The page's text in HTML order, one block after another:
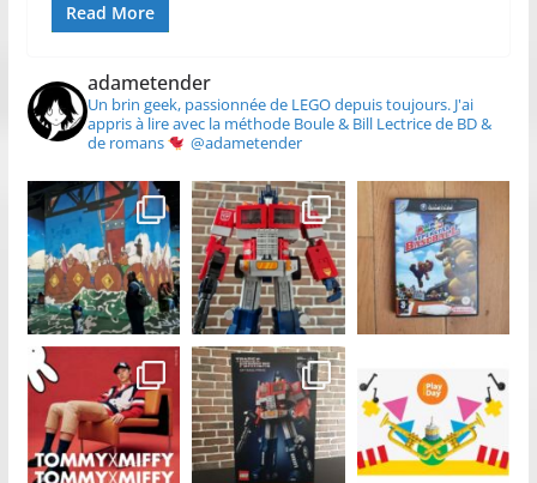
Read More
adametender
Un brin geek, passionnée de LEGO depuis toujours.J'ai
appris à lire avec la méthode Boule & Bill Lectrice de BD &
de romans
@adametender